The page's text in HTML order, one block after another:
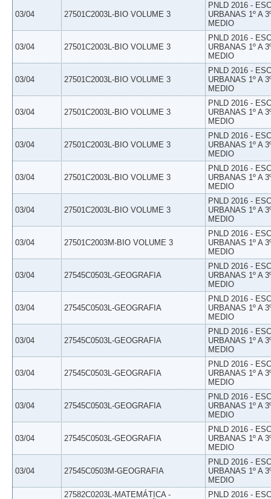
03/04 27501C2003L-BIO VOLUME 3
PNLD 2016 -
URBANAS 1º A
MEDIO
03/04 27501C2003L-BIO VOLUME 3
PNLD 2016 -
URBANAS 1º A
MEDIO
03/04 27501C2003L-BIO VOLUME 3
PNLD 2016 -
URBANAS 1º A
MEDIO
03/04 27501C2003L-BIO VOLUME 3
PNLD 2016 -
URBANAS 1º A
MEDIO
03/04 27501C2003L-BIO VOLUME 3
PNLD 2016 -
URBANAS 1º A
MEDIO
03/04 27501C2003L-BIO VOLUME 3
PNLD 2016 -
URBANAS 1º A
MEDIO
03/04 27501C2003L-BIO VOLUME 3
PNLD 2016 -
URBANAS 1º A
MEDIO
03/04 27501C2003M-BIO VOLUME 3
PNLD 2016 -
URBANAS 1º A
MEDIO
03/04 27545C0503L-GEOGRAFIA
PNLD 2016 -
URBANAS 1º A
MEDIO
03/04 27545C0503L-GEOGRAFIA
PNLD 2016 -
URBANAS 1º A
MEDIO
03/04 27545C0503L-GEOGRAFIA
PNLD 2016 -
URBANAS 1º A
MEDIO
03/04 27545C0503L-GEOGRAFIA
PNLD 2016 -
URBANAS 1º A
MEDIO
03/04 27545C0503L-GEOGRAFIA
PNLD 2016 -
URBANAS 1º A
MEDIO
03/04 27545C0503L-GEOGRAFIA
PNLD 2016 -
URBANAS 1º A
MEDIO
03/04 27545C0503M-GEOGRAFIA
PNLD 2016 -
URBANAS 1º A
MEDIO
27582C0203L-MATEMÁTICA -
PNLD 2016 -